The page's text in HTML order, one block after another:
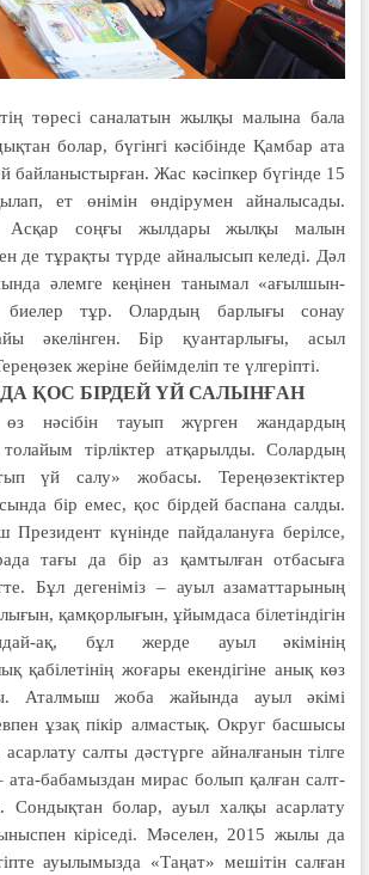
төресі саналатын жылқы малына бала
болар, бүгінгі кәсібінде Қамбар ата
байланыстырған. Жас кәсіпкер бүгінде 15
ет өнімін өндірумен айналысады.
Асқар соңғы жылдары жылқы малын
де тұрақты түрде айналысып келеді. Дәл
әлемге кеңінен танымал «ағылшын-
тұр. Олардың барлығы сонау
әкелінген. Бір қуантарлығы, асыл
жеріне бейімделіп те үлгеріпті.
ҚОС БІРДЕЙ ҮЙ САЛЫНҒАН
өз нәсібін тауып жүрген жандардың
тірліктер атқа­рылды. Солардың
үй салу» жобасы. Терең­өзектіктер
бір емес, қос бірдей баспана салды.
күнінде пайдалануға берілсе,
тағы да бір аз қамтылған отбасыға
Бұл дегеніміз – ауыл азаматтарының
қамқорлығын, ұйымдаса білетіндігін
ақ, бұл жерде ауыл әкімінің
қабілетінің жоғары екендігіне анық көз
Аталмыш жоба жайында ауыл әкімі
ұзақ пікір алмастық. Округ басшысы
салты дәстүрге айналғанын тілге
ата-бабамыздан мирас болып қалған салт-
Сондықтан болар, ауыл халқы асарлату
кіріседі. Мәселен, 2015 жылы да
ауылымызда «Таңат» мешітін салған